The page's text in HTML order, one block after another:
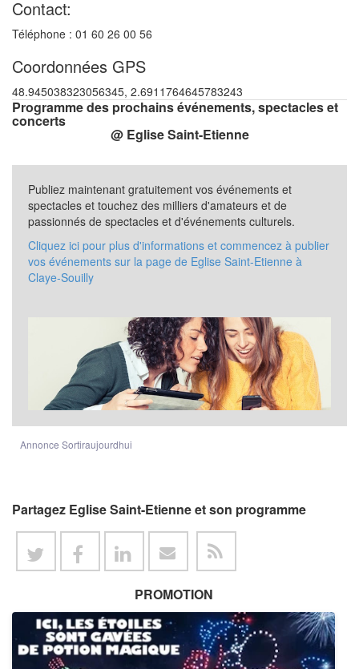
Contact:
Téléphone : 01 60 26 00 56
Coordonnées GPS
48.945038323056345, 2.6911764645783243
Programme des prochains événements, spectacles et
concerts
@ Eglise Saint-Etienne
Publiez maintenant gratuitement vos événements et
spectacles et touchez des milliers d'amateurs et de
passionnés de spectacles et d'événements culturels.
Cliquez ici pour plus d'informations et commencez à publier
vos événements sur la page de Eglise Saint-Etienne à
Claye-Souilly
Annonce Sortiraujourdhui
Partagez Eglise Saint-Etienne et son programme
PROMOTION